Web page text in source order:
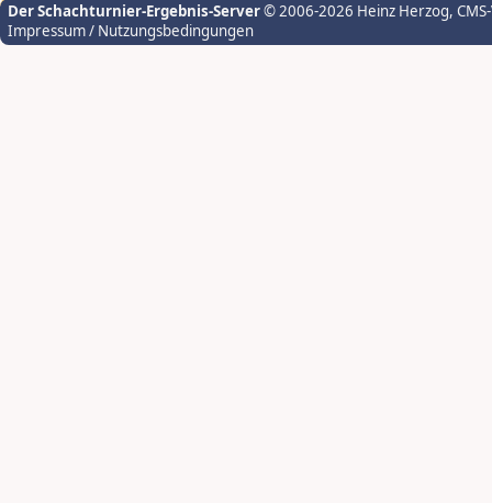
Der Schachturnier-Ergebnis-Server© 2006-2026 Heinz Herzog,
Impressum / Nutzungsbedingungen